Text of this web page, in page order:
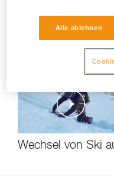
Wer trägt in einer
Skitourengehern
Wechsel von Ski
Alle ablehnen